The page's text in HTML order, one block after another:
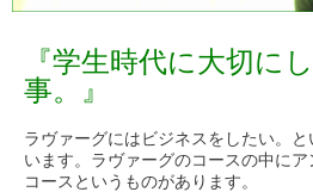
『学生時代に大切に
事。』
ラヴァーグにはビジネスをしたい。
います。ラヴァーグのコースの中にア
コースというものがあります。